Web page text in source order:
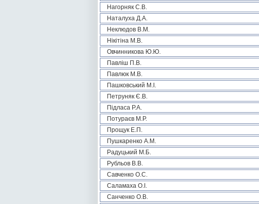
Нагорняк С.В.
Наталуха Д.А.
Неклюдов В.М.
Нікітіна М.В.
Овчинникова Ю.Ю.
Павліш П.В.
Павлюк М.В.
Пашковський М.І.
Петруняк Є.В.
Підласа Р.А.
Потураєв М.Р.
Прощук Е.П.
Пушкаренко А.М.
Радуцький М.Б.
Рубльов В.В.
Савченко О.С.
Саламаха О.І.
Санченко О.В.